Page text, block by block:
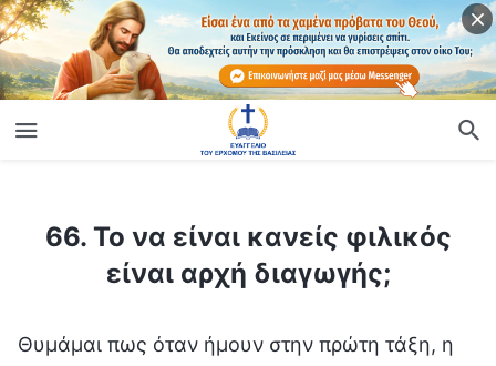
66. Το να είναι κανείς φιλικός είναι αρχή διαγωγής;
66. Το να είναι κανείς φιλικός
είναι αρχή διαγωγής;
Θυμάμαι πως όταν ήμουν στην πρώτη τάξη, η